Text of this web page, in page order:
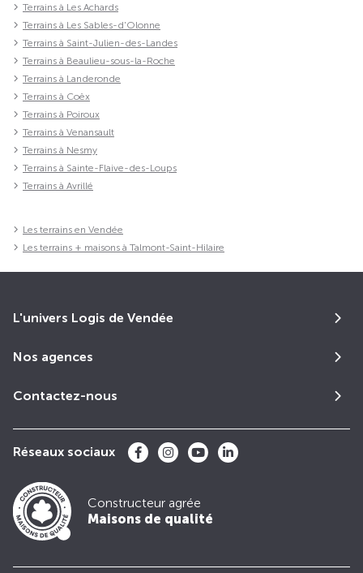
Terrains à Les Achards
Terrains à Les Sables-d'Olonne
Terrains à Saint-Julien-des-Landes
Terrains à Beaulieu-sous-la-Roche
Terrains à Landeronde
Terrains à Coëx
Terrains à Poiroux
Terrains à Venansault
Terrains à Nesmy
Terrains à Sainte-Flaive-des-Loups
Terrains à Avrillé
Les terrains en Vendée
Les terrains + maisons à Talmont-Saint-Hilaire
L'univers Logis de Vendée
Nos agences
Contactez-nous
Réseaux sociaux
Constructeur agrée
Maisons de qualité